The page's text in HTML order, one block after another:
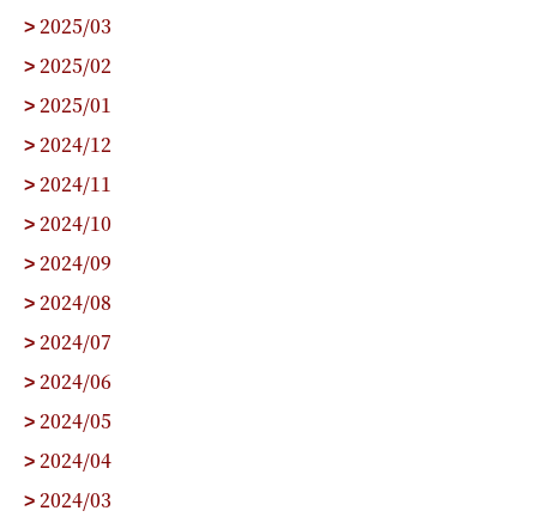
> 2025/03
> 2025/02
> 2025/01
> 2024/12
> 2024/11
> 2024/10
> 2024/09
> 2024/08
> 2024/07
> 2024/06
> 2024/05
> 2024/04
> 2024/03